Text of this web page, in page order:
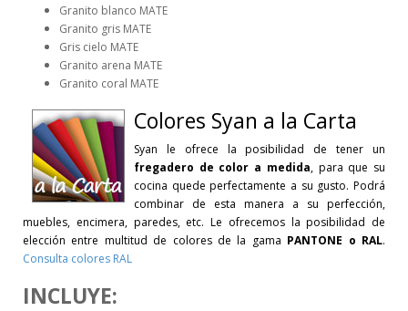
Granito blanco MATE
Granito gris MATE
Gris cielo MATE
Granito arena MATE
Granito coral MATE
Colores Syan a la Carta
Syan le ofrece la posibilidad de tener un
fregadero de color a medida, para que su
cocina quede perfectamente a su gusto. Podrá
combinar de esta manera a su perfección,
muebles, encimera, paredes, etc. Le ofrecemos la posibilidad de
elección entre multitud de colores de la gama PANTONE o RAL.
Consulta colores RAL
INCLUYE: